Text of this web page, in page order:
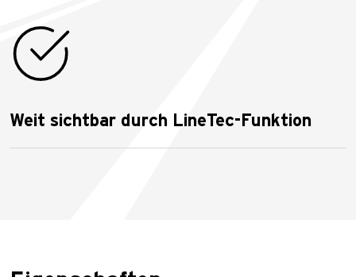
Weit sichtbar durch LineTec-Funktion